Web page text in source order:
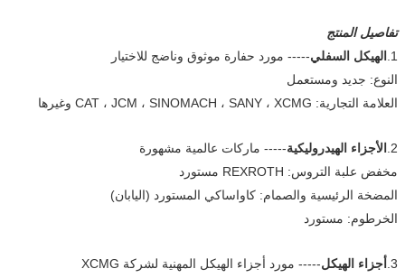
تفاصيل المنتج
1. الهيكل السفلي----- مورد حفارة موثوق وناضج للاختيار
النوع: جديد ومستعمل
العلامة التجارية: CAT ، JCM ، SINOMACH ، SANY ، XCMG وغيرها
2. الأجزاء الهيدروليكية----- ماركات عالمية مشهورة
مخفض علبة التروس: REXROTH مستورد
المضخة الرئيسية والصمام: كاواساكي المستورد (اليابان)
الخرطوم: مستورد
3. أجزاء الهيكل----- مورد أجزاء الهيكل المهنية لشركة XCMG